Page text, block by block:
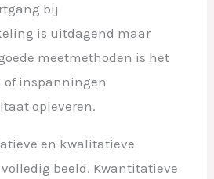
bij
is uitdagend maar
meetmethoden is het
of inspanningen
opleveren.
en kwalitatieve
beeld. Kwantitatieve